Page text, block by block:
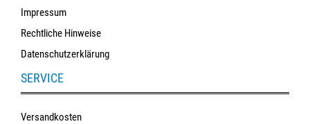
Impressum
Rechtliche Hinweise
Datenschutzerklärung
SERVICE
Versandkosten